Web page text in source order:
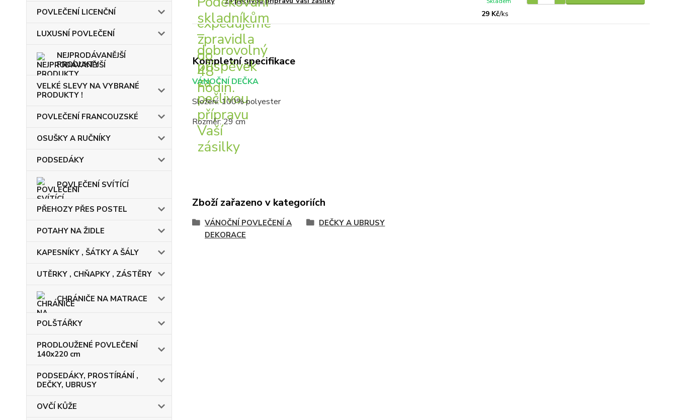
POVLEČENÍ LICENČNÍ
LUXUSNÍ POVLEČENÍ
NEJPRODÁVANĚJŠÍ
PRODUKTY
VELKÉ SLEVY NA VYBRANÉ
PRODUKTY !
POVLEČENÍ FRANCOUZSKÉ
OSUŠKY A RUČNÍKY
PODSEDÁKY
POVLEČENÍ SVÍTÍCÍ
PŘEHOZY PŘES POSTEL
POTAHY NA ŽIDLE
KAPESNÍKY , ŠÁTKY A ŠÁLY
UTĚRKY , CHŇAPKY , ZÁSTĚRY
CHRÁNIČE NA MATRACE
POLŠTÁŘKY
PRODLOUŽENÉ POVLEČENÍ
140x220 cm
PODSEDÁKY, PROSTÍRÁNÍ ,
DEČKY, UBRUSY
OVČÍ KŮŽE
29 Kč/ks
Kompletní specifikace
VÁNOČNÍ DEČKA
Složení: 100% polyester
Rozměr: 29 cm
Zboží zařazeno v kategoriích
VÁNOČNÍ POVLEČENÍ A
DEKORACE
DEČKY A UBRUSY